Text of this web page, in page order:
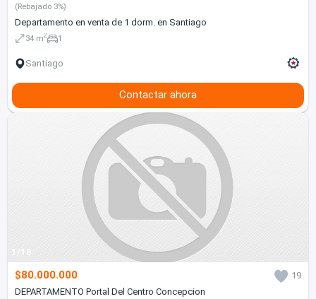
(Rebajado 3%)
Departamento en venta de 1 dorm. en Santiago
34 m2 1
Santiago
Contactar ahora
1/18
$80.000.000
19
DEPARTAMENTO Portal Del Centro Concepcion